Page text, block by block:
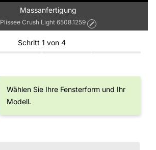
Massanfertigung
Plissee Crush Light 6508.1259
Schritt 1 von 4
Wählen Sie Ihre Fensterform und Ihr
Modell.